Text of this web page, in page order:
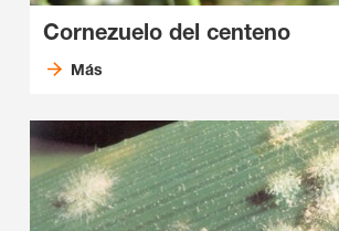
Cornezuelo del centeno
Más